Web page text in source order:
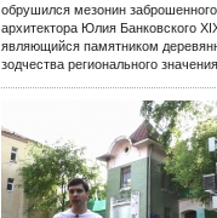
обрушился мезонин
архитектора Юлия Банковского
являющийся памятником
зодчества регионального